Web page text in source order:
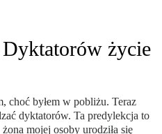
życie
choć byłem w pobliżu. Teraz
dyktatorów. Ta predylekcja to
mojej osoby urodziła się